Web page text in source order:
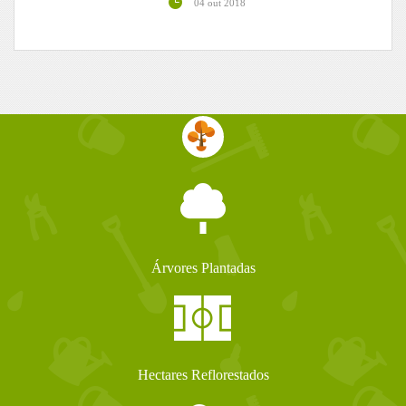
04 out 2018
Árvores Plantadas
Hectares Reflorestados